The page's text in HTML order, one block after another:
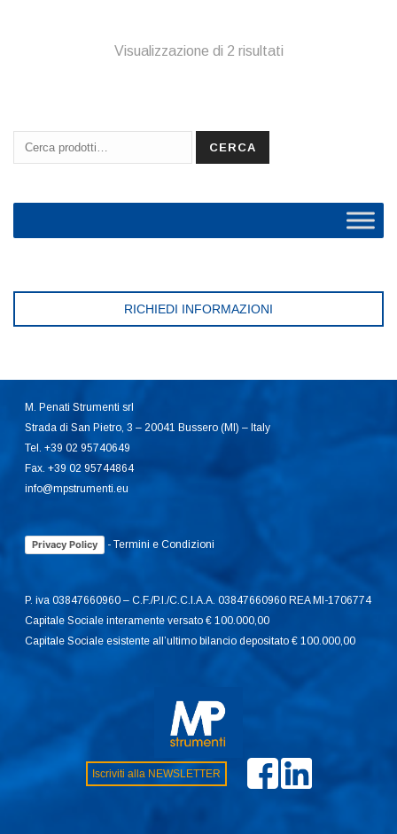
Visualizzazione di 2 risultati
Cerca:
CERCA
RICHIEDI INFORMAZIONI
M. Penati Strumenti srl
Strada di San Pietro, 3 – 20041 Bussero (MI) – Italy
Tel. +39 02 95740649
Fax. +39 02 95744864
info@mpstrumenti.eu
Privacy Policy -Termini e Condizioni
P. iva 03847660960 – C.F./P.I./C.C.I.A.A. 03847660960 REA MI-1706774
Capitale Sociale interamente versato € 100.000,00
Capitale Sociale esistente all’ultimo bilancio depositato € 100.000,00
Iscriviti alla NEWSLETTER